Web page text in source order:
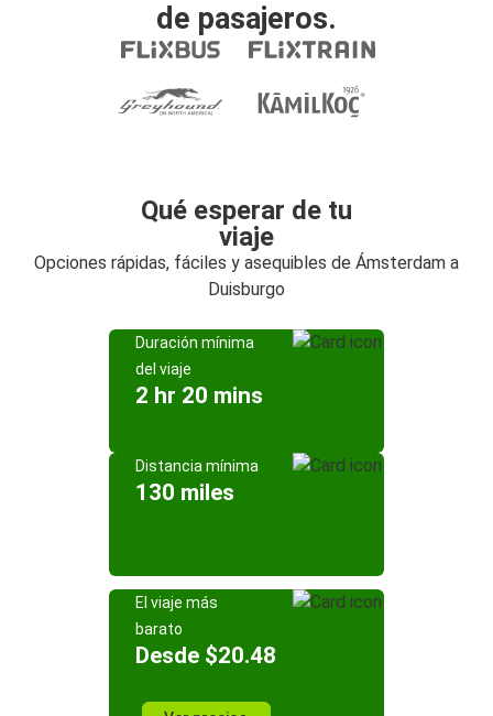
de pasajeros.
Qué esperar de tu
viaje
Opciones rápidas, fáciles y asequibles de Ámsterdam a
Duisburgo
Duración mínima
del viaje
2 hr 20 mins
Distancia mínima
130 miles
El viaje más
barato
Desde $20.48